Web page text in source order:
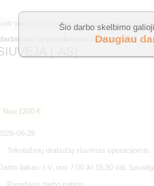
UAB "Įdarbinimo tarpininkavimo centras" klientei - siuvimo
tarpininkavimo centras, UAB
(-AS)
Nuo 1200 €
06-28
Trikotažinių drabužių siuvimas operacijomis.
laikas: I-V, nuo 7:00 iki 15:30 val.
Šio darbo skelbimo
Daugiau